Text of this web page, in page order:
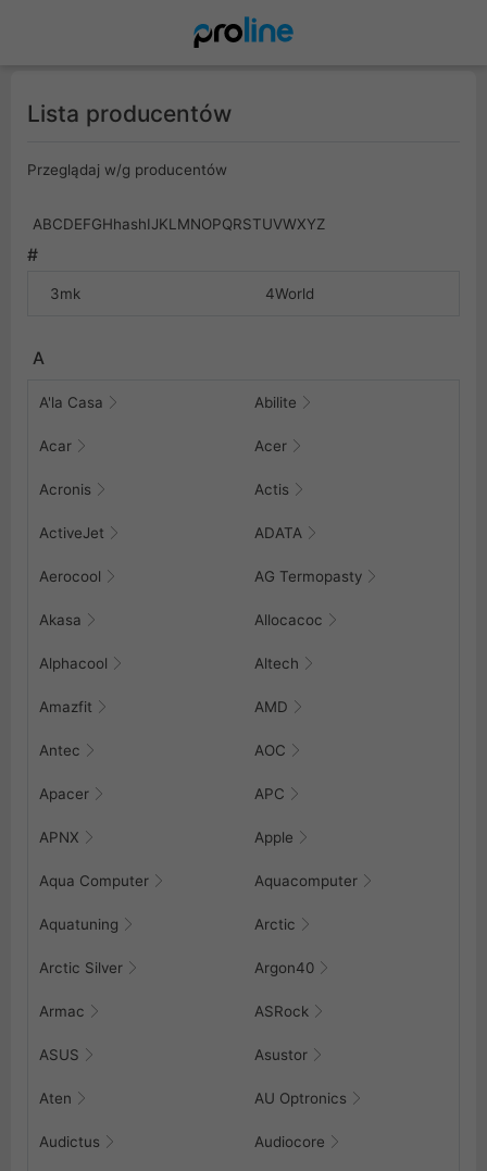
Lista producentów
Przeglądaj w/g producentów
ABCDEFGHhashIJKL MNOPQRSTUVWXYZ
#
3mk 4World
A
A'la Casa Abilite
Acar Acer
Acronis Actis
ActiveJet ADATA
Aerocool AG Termopasty
Akasa Allocacoc
Alphacool Altech
Amazfit AMD
Antec AOC
Apacer APC
APNX Apple
Aqua Computer Aquacomputer
Aquatuning Arctic
Arctic Silver Argon40
Armac ASRock
ASUS Asustor
Aten AU Optronics
Audictus Audiocore